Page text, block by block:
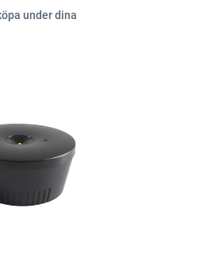
under dina